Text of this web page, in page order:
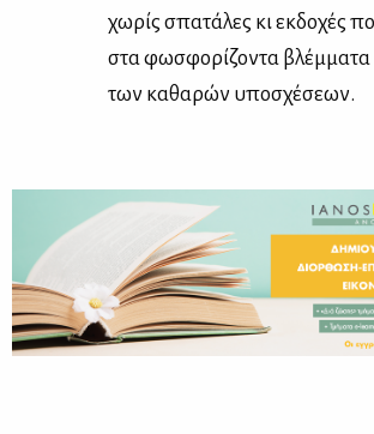
χω­ρίς σπα­τά­λες κι εκ­δο­χές
στα φω­σφο­ρί­ζο­ντα βλέμ­μα­τα
των κα­θα­ρών υπο­σχέ­σε­ων.